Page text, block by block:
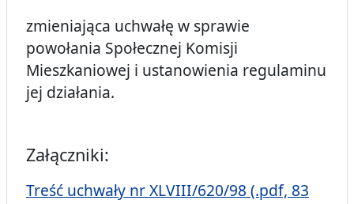
zmieniająca uchwałę w sprawie
powołania Społecznej Komisji
Mieszkaniowej i ustanowienia regulaminu
jej działania.
Załączniki:
Treść uchwały nr XLVIII/620/98 (.pdf, 83